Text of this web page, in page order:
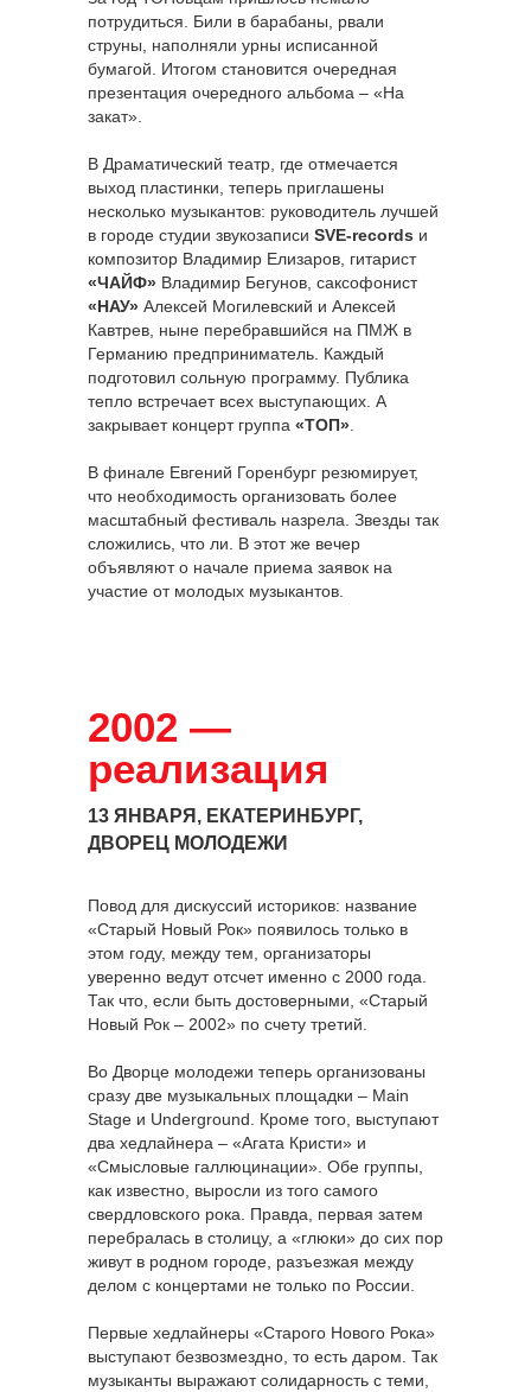
потрудиться. Били в барабаны, рвали
струны, наполняли урны исписанной
бумагой. Итогом становится очередная
презентация очередного альбома – «На
закат».
В Драматический театр, где отмечается
выход пластинки, теперь приглашены
несколько музыкантов: руководитель лучшей
в городе студии звукозаписи SVE-records и
композитор Владимир Елизаров, гитарист
«ЧАЙФ» Владимир Бегунов, саксофонист
«НАУ» Алексей Могилевский и Алексей
Кавтрев, ныне перебравшийся на ПМЖ в
Германию предприниматель. Каждый
подготовил сольную программу. Публика
тепло встречает всех выступающих. А
закрывает концерт группа «ТОП»
В финале Евгений Горенбург резюмирует,
что необходимость организовать более
масштабный фестиваль назрела. Звезды так
сложились, что ли. В этот же вечер
объявляют о начале приема заявок на
участие от молодых музыкантов.
13 ЯНВАРЯ, ЕКАТЕРИНБУРГ,
ДВОРЕЦ МОЛОДЕЖИ
Повод для дискуссий историков: название
«Старый Новый Рок» появилось только в
этом году, между тем, организаторы
уверенно ведут отсчет именно с 2000 года.
Так что, если быть достоверными, «Старый
Новый Рок – 2002» по счету третий.
Во Дворце молодежи теперь организованы
сразу две музыкальных площадки – Main
Stage и Underground. Кроме того, выступают
два хедлайнера – «Агата Кристи» и
«Смысловые галлюцинации». Обе группы,
как известно, выросли из того самого
свердловского рока. Правда, первая затем
перебралась в столицу, а «глюки» до сих пор
живут в родном городе, разъезжая между
делом с концертами не только по России.
Первые хедлайнеры «Старого Нового Рока»
выступают безвозмездно, то есть даром. Так
музыканты выражают солидарность с теми,
2002 —
реализация